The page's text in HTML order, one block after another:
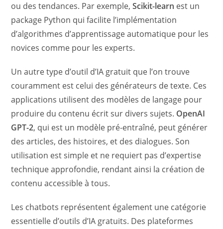
ou des tendances. Par exemple,Scikit-learn est un
package Python qui facilite l’implémentation
d’algorithmes d’apprentissage automatique pour les
novices comme pour les experts.
Un autre type d’outil d’IA gratuit que l’on trouve
couramment est celui des générateurs de texte. Ces
applications utilisent des modèles de langage pour
produire du contenu écrit sur divers sujets. OpenAI
GPT-2, qui est un modèle pré-entraîné, peut générer
des articles, des histoires, et des dialogues. Son
utilisation est simple et ne requiert pas d’expertise
technique approfondie, rendant ainsi la création de
contenu accessible à tous.
Les chatbots représentent également une catégorie
essentielle d’outils d’IA gratuits. Des plateformes